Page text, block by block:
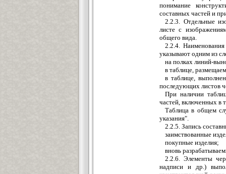
понимание
составных частей и
2.2.3. Отдельные
листе с
общего вида.
2.2.4.
указывают одним из
на полках линий-
в таблице,
в таблице,
последующих листов
При наличии
частей, включенных в
Таблица в общем
указания".
2.2.5. Запись
заимствованные
покупные изделия;
вновь
2.2.6. Элементы
надписи и др.)